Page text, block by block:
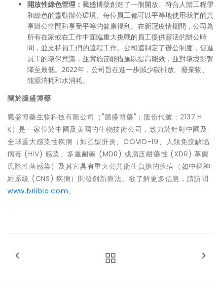
開放性綠色管理 ： 騰盛博藥創造了一個開放、符合人體工程學
和綠色的靈動辦公環境。每位員工都可以平等地使用我們的共
享辦公空間和享受平等的健康福利。在新冠疫情期間，公司為
所有在家或在工作中面臨重大挑戰的員工提供靈活的辦公時
間，並支持員工們的遠程工作。公司還制定了辦公制度，促進
員工的環保意識，並實施節能措施以提高能效，並對環境影響
降至最低。2022年，公司旨在進一步減少碳排放、廢棄物、
能源消耗和水消耗。
關於騰盛博藥
騰盛博藥生物科技有限公司（"騰盛博藥"；股份代號：2137.H
K）是一家位於中國及美國的生物技術公司，致力於針對中國及
全球重大感染性疾病（如乙型肝炎、COVID-19、人類免疫缺陷
病毒 (HIV) 感染、多重耐藥 (MDR) 或廣泛耐藥性 (XDR) 革蘭
氏陰性菌感染）及其它具有重大公共衛生負擔的疾病（如中樞神
經系統 (CNS) 疾病）開發創新療法。欲了解更多信息，請訪問
www.briibio.com。